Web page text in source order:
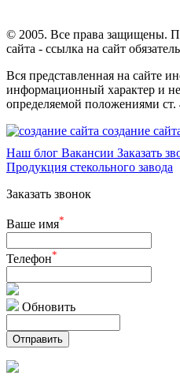
© 2005. Все права защищены.
сайта - ссылка на сайт
Вся представленная на сайте
информационный характер и
определяемой положениями
создание
Наш блог Вакансии Заказать
Продукция стекольного завода
Заказать звонок
Ваше имя*
Телефон*
Обновить